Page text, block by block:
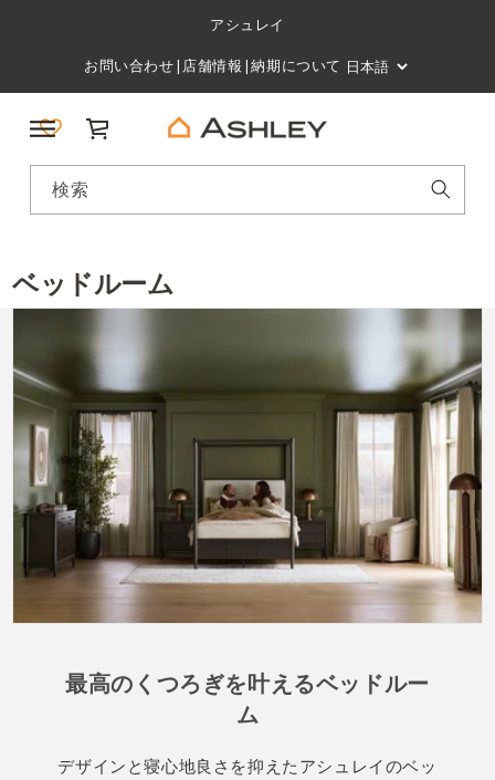
アシュレイ
お問い合わせ| 店舗情報 |納期について
検索
カート
ベッドルーム
最高のくつろぎを叶えるベッドルー
ム
デザインと寝心地良さを抑えたアシュレイのベッ